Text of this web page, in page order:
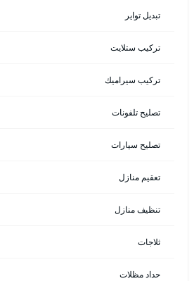
تبديل تواير
تركيب ستلايت
تركيب سيراميك
تصليح تلفونات
تصليح سيارات
تعقيم منازل
تنظيف منازل
ثلاجات
حداد مظلات